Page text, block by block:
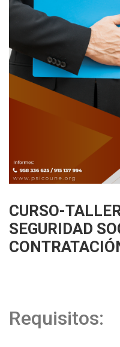
CURSO-
SEGURIDAD
Requisitos: